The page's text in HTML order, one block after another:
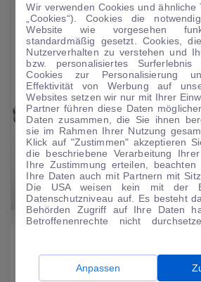
Das Angebot an Assistenzsystemen und
Wir verwenden Cookies und ähnliche
„Cookies“). Cookies die
Website wie vorgesehen
standardmäßig gesetzt. Cookies,
Nutzerverhalten zu verstehen und
bzw. personalisiertes
Cookies zur Personalisierung
Effektivität von Werbung auf
Websites setzen wir nur mit Ihrer
Partner führen diese Daten
Daten zusammen, die Sie ihnen
sie im Rahmen Ihrer Nutzung
Klick auf "Zustimmen" akzeptieren
die beschriebene Verarbeitung
Ihre Zustimmung erteilen,
Ihre Daten auch mit Partnern mit
Die USA weisen kein mit der
Datenschutzniveau auf. Es besteht
Behörden Zugriff auf Ihre Daten
Betroffenenrechte nicht
anpassen. Dies ist auch später
Cookie-Richtliniemöglich. Weitere
Sie in unsererDatenschutzerklärung .
Anpassen